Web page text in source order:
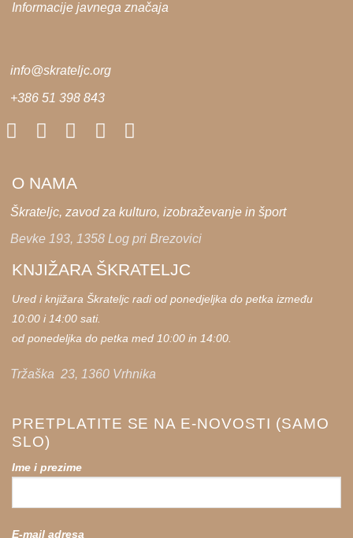
Informacije javnega značaja
info@skrateljc.org
+386 51 398 843
O NAMA
Škrateljc, zavod za kulturo, izobraževanje in šport
Bevke 193, 1358 Log pri Brezovici
KNJIŽARA ŠKRATELJC
Ured i knjižara Škrateljc radi od ponedjeljka do petka između
10:00 i 14:00 sati.
od ponedeljka do petka med 10:00 in 14:00.
Tržaška 23, 1360 Vrhnika
PRETPLATITE SE NA E-NOVOSTI (SAMO
SLO)
Ime i prezime
E-mail adresa